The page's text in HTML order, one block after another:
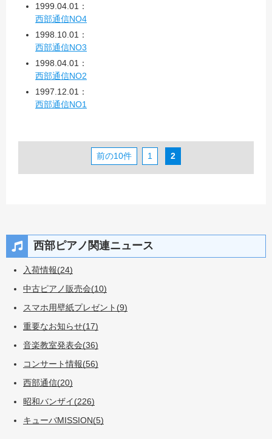
1999.04.01：
西部通信NO4
1998.10.01：
西部通信NO3
1998.04.01：
西部通信NO2
1997.12.01：
西部通信NO1
前の10件 1 2
西部ピアノ関連ニュース
入荷情報(24)
中古ピアノ販売会(10)
スマホ用壁紙プレゼント(9)
重要なお知らせ(17)
音楽教室発表会(36)
コンサート情報(56)
西部通信(20)
昭和バンザイ(226)
キューバMISSION(5)